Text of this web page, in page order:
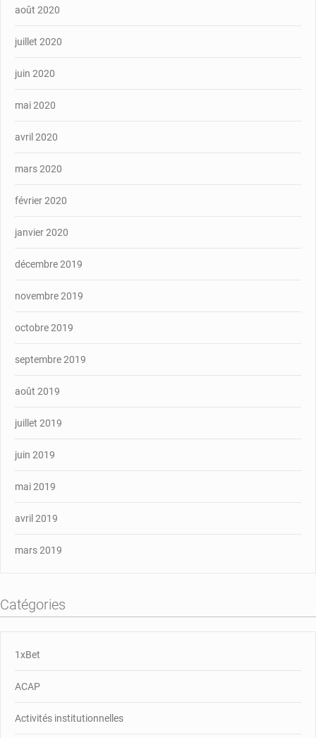
août 2020
juillet 2020
juin 2020
mai 2020
avril 2020
mars 2020
février 2020
janvier 2020
décembre 2019
novembre 2019
octobre 2019
septembre 2019
août 2019
juillet 2019
juin 2019
mai 2019
avril 2019
mars 2019
Catégories
1xBet
ACAP
Activités institutionnelles